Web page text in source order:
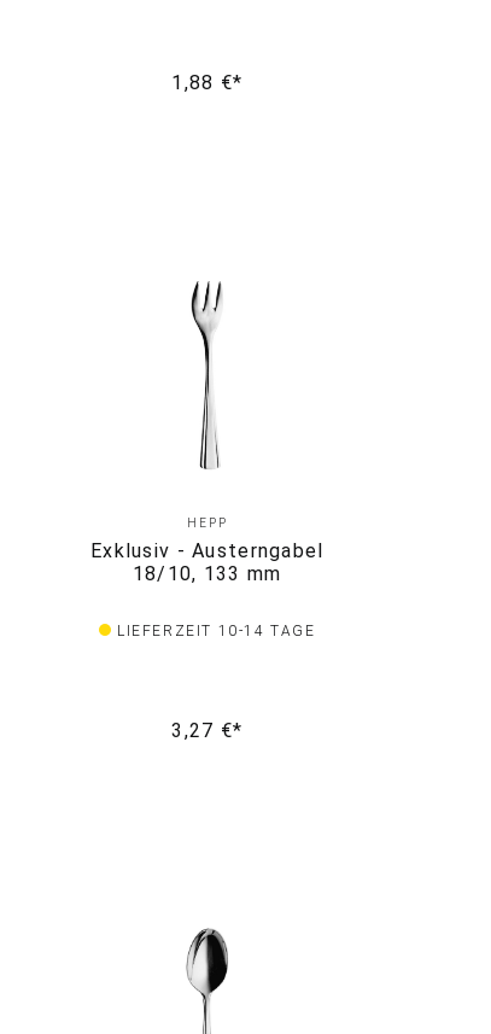
1,88 €*
HEPP
Exklusiv - Austerngabel
18/10, 133 mm
LIEFERZEIT 10-14 TAGE
3,27 €*